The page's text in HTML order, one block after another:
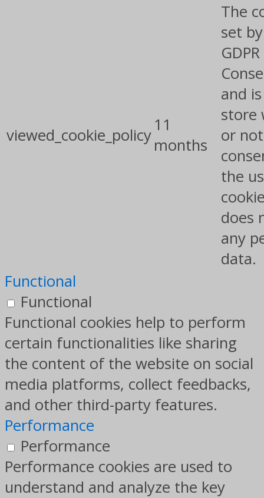
viewed_cookie_policy
11
months
The
set
and
store
or
the
does
any
data.
Functional
Functional
Functional cookies help to perform
certain functionalities like sharing
the content of the website on social
media platforms, collect feedbacks,
and other third-party features.
Performance
Performance
Performance cookies are used to
understand and analyze the key